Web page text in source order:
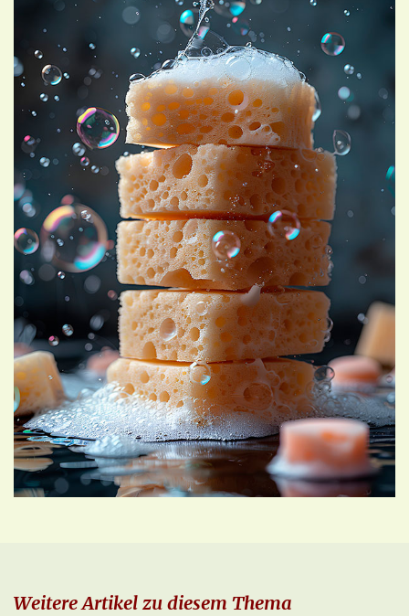
Weitere Artikel zu diesem Thema